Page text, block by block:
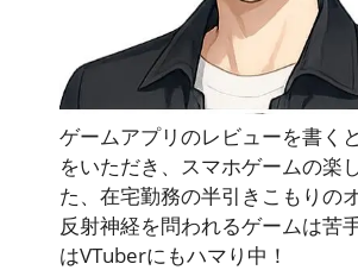
ゲームアプリのレビューを書く
をいただき、スマホゲームの楽
た、在宅勤務の半引きこもりの
反射神経を問われるゲームは苦
はVTuberにもハマり中！